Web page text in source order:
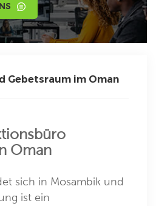
Gebetsraum im Oman
Oman
sich in Mosambik und
ist ein